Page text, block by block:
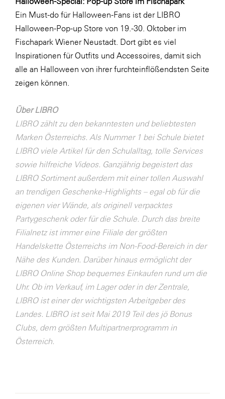
SKINUANCE®
Somfy
Sony DADC
SPIEGLTEC
STIHL Tirol
TAG GmbH
VALETTA
Verband Druck Medien Österreich
Wirtschaftskammer Salzburg
WKS Fachgruppe Fahrzeughandel und
Fahrzeugtechnik
WKS Fachgruppe Finanzdienstleister
WK UBIT
Zühlke
Media
Ein Must-do für Halloween-Fans ist der LIBRO
Halloween-Pop-up Store von 19.-30. Oktober im
Fischapark Wiener Neustadt. Dort gibt es viel
Inspirationen für Outfits und Accessoires, damit sich
alle an Halloween von ihrer furchteinflößendsten Seite
zeigen können.
Über LIBRO
LIBRO zählt zu den bekanntesten und beliebtesten
Marken Österreichs. Als Nummer 1 bei Schule bietet
LIBRO viele Artikel für den Schulalltag, tolle Services
sowie hilfreiche Videos. Ganzjährig begeistert das
LIBRO Sortiment außerdem mit einer tollen Auswahl
an trendigen Geschenke-Highlights – egal ob für die
eigenen vier Wände, als originell verpacktes
Partygeschenk oder für die Schule. Durch das breite
Filialnetz ist immer eine Filiale der größten
Handelskette Österreichs im Non-Food-Bereich in der
Nähe des Kunden. Darüber hinaus ermöglicht der
LIBRO Online Shop bequemes Einkaufen rund um die
Uhr. Ob im Verkauf, im Lager oder in der Zentrale,
LIBRO ist einer der wichtigsten Arbeitgeber des
Landes. LIBRO ist seit Mai 2019 Teil des jö Bonus
Clubs, dem größten Multipartnerprogramm in
Österreich.